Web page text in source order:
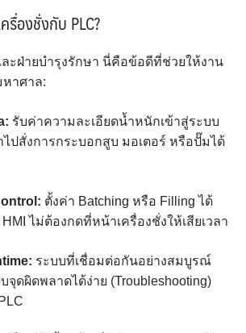
รื่องชั่งกับ PLC?
ะฝ่ายบำรุงรักษา นี่คือข้อดีที่ช่วยให้งาน
หาศาล:
รับค่าความละเอียดน้ำหนักเข้าสู่ระบบ
ปสั่งการกระบอกสูบ มอเตอร์ หรือปั๊มได้
ตั้งค่า Batching หรือ Filling ได้
ไม่ต้องกดที่หน้าเครื่องชั่งให้เสียเวลา
ระบบที่เชื่อมต่อกันอย่างสมบูรณ์
จุดผิดพลาดได้ง่าย (Troubleshooting)